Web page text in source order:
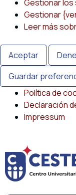
Gestionar los
Gestionar
Leer más
Aceptar
Guardar
Política de
Declaración
Impressum
al
contenido